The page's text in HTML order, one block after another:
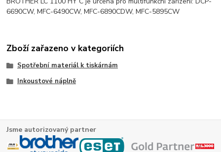
6690CW, MFC-6490CW, MFC-6890CDW, MFC-5895CW
Zboží zařazeno v kategoriích
Spotřební materiál k tiskárnám
Inkoustové náplně
Jsme autorizovaný partner